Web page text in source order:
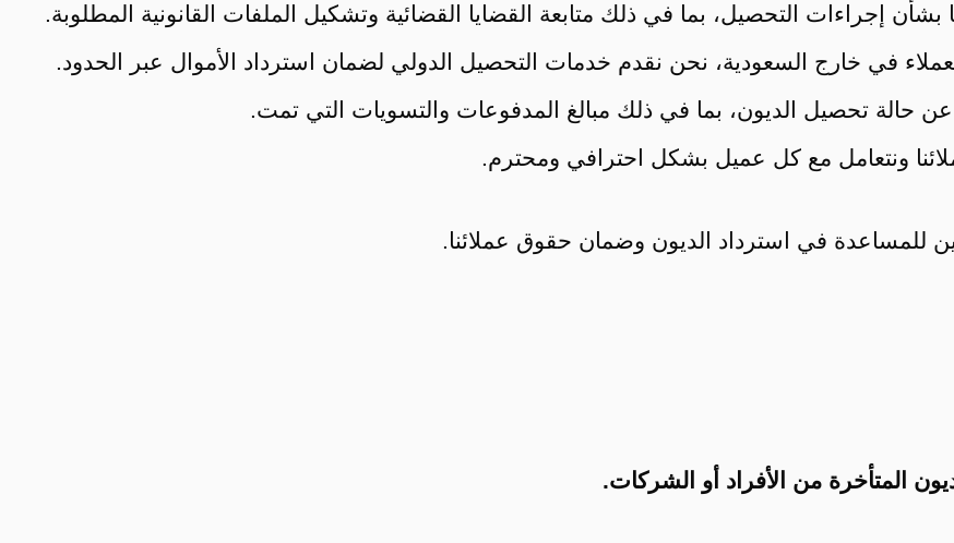
بشأن إجراءات التحصيل، بما في ذلك متابعة القضايا القضائية وتشكيل الملفات القانونية المطلوبة.
في خارج السعودية، نحن نقدم خدمات التحصيل الدولي لضمان استرداد الأموال عبر الحدود.
عن حالة تحصيل الديون، بما في ذلك مبالغ المدفوعات والتسويات التي تمت.
ونتعامل مع كل عميل بشكل احترافي ومحترم.
للمساعدة في استرداد الديون وضمان حقوق عملائنا.
المتأخرة من الأفراد أو الشركات.